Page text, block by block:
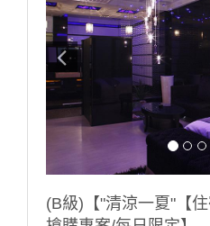
(B級)【"清涼一夏"【